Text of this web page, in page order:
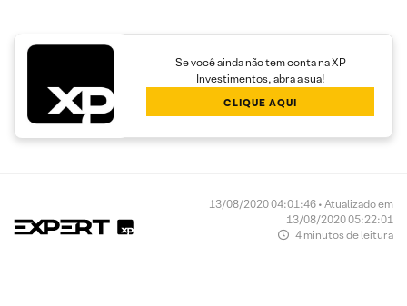
Se você ainda não tem conta na XP
Investimentos, abra a sua!
CLIQUE AQUI
13/08/2020 04:01:46 • Atualizado em
13/08/2020 05:22:01
4 minutos de leitura